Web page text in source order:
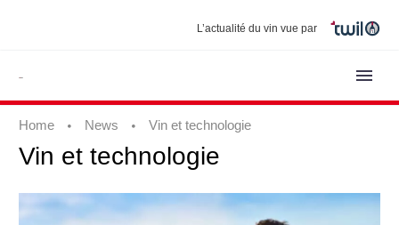
L’actualité du vin vue par
Home News Vin et technologie
Vin et technologie